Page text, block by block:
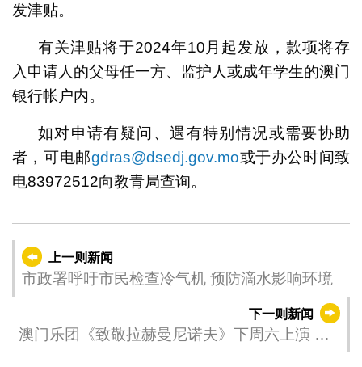
发津贴。
有关津贴将于2024年10月起发放，款项将存
入申请人的父母任一方、监护人或成年学生的澳门
银行帐户内。
如对申请有疑问、遇有特别情况或需要协助
者，可电邮gdras@dsedj.gov.mo或于办公时间致
电83972512向教青局查询。
上一则新闻
市政署呼吁市民检查冷气机 预防滴水影响环境
下一则新闻
澳门乐团《致敬拉赫曼尼诺夫》下周六上演 匈